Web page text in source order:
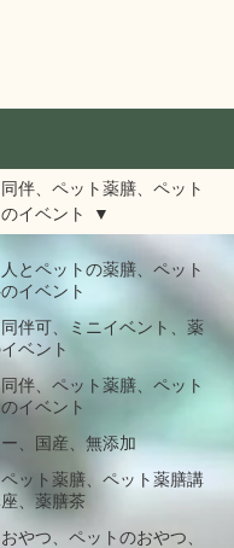
とペットの薬膳、ペット
イベント
伴可、ミニイベント、薬
ベント
伴、ペット薬膳、ペット
イベント
、国産、無添加
ット薬膳、ペット薬膳講
、薬膳茶
やつ、ペットのおやつ、
伴、ペット薬膳、ペット
イベント